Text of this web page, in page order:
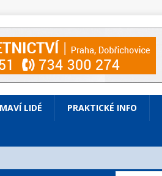
LIDÉ PRAKTICKÉ INFO